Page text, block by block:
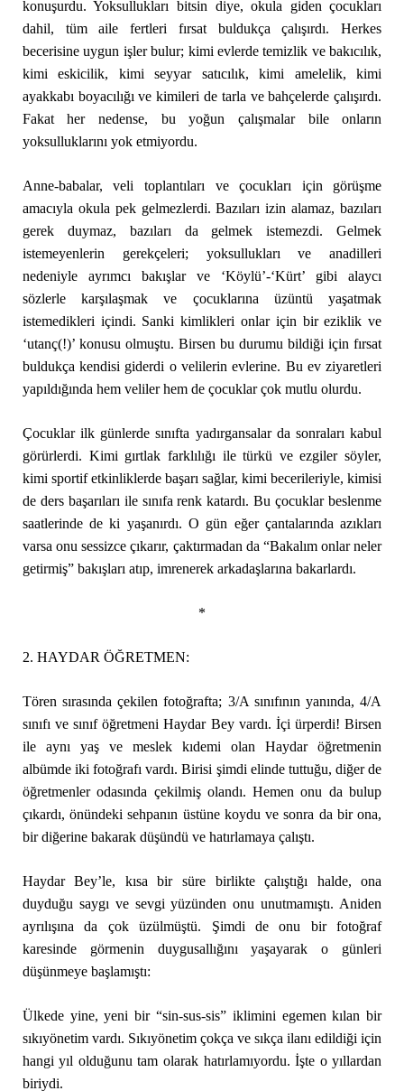
konuşurdu. Yoksullukları bitsin diye, okula giden çocukları
dahil, tüm aile fertleri fırsat buldukça çalışırdı. Herkes
becerisine uygun işler bulur; kimi evlerde temizlik ve bakıcılık,
kimi eskicilik, kimi seyyar satıcılık, kimi amelelik, kimi
ayakkabı boyacılığı ve kimileri de tarla ve bahçelerde çalışırdı.
Fakat her nedense, bu yoğun çalışmalar bile onların
yoksulluklarını yok etmiyordu.
Anne-babalar, veli toplantıları ve çocukları için görüşme
amacıyla okula pek gelmezlerdi. Bazıları izin alamaz, bazıları
gerek duymaz, bazıları da gelmek istemezdi. Gelmek
istemeyenlerin gerekçeleri; yoksullukları ve anadilleri
nedeniyle ayrımcı bakışlar ve ‘Köylü’-‘Kürt’ gibi alaycı
sözlerle karşılaşmak ve çocuklarına üzüntü yaşatmak
istemedikleri içindi. Sanki kimlikleri onlar için bir eziklik ve
‘utanç(!)’ konusu olmuştu. Birsen bu durumu bildiği için fırsat
buldukça kendisi giderdi o velilerin evlerine. Bu ev ziyaretleri
yapıldığında hem veliler hem de çocuklar çok mutlu olurdu.
Çocuklar ilk günlerde sınıfta yadırgansalar da sonraları kabul
görürlerdi. Kimi gırtlak farklılığı ile türkü ve ezgiler söyler,
kimi sportif etkinliklerde başarı sağlar, kimi becerileriyle, kimisi
de ders başarıları ile sınıfa renk katardı. Bu çocuklar beslenme
saatlerinde de ki yaşanırdı. O gün eğer çantalarında azıkları
varsa onu sessizce çıkarır, çaktırmadan da “Bakalım onlar neler
getirmiş” bakışları atıp, imrenerek arkadaşlarına bakarlardı.
*
2. HAYDAR ÖĞRETMEN:
Tören sırasında çekilen fotoğrafta; 3/A sınıfının yanında, 4/A
sınıfı ve sınıf öğretmeni Haydar Bey vardı. İçi ürperdi! Birsen
ile aynı yaş ve meslek kıdemi olan Haydar öğretmenin
albümde iki fotoğrafı vardı. Birisi şimdi elinde tuttuğu, diğer de
öğretmenler odasında çekilmiş olandı. Hemen onu da bulup
çıkardı, önündeki sehpanın üstüne koydu ve sonra da bir ona,
bir diğerine bakarak düşündü ve hatırlamaya çalıştı.
Haydar Bey’le, kısa bir süre birlikte çalıştığı halde, ona
duyduğu saygı ve sevgi yüzünden onu unutmamıştı. Aniden
ayrılışına da çok üzülmüştü. Şimdi de onu bir fotoğraf
karesinde görmenin duygusallığını yaşayarak o günleri
düşünmeye başlamıştı:
Ülkede yine, yeni bir “sin-sus-sis” iklimini egemen kılan bir
sıkıyönetim vardı. Sıkıyönetim çokça ve sıkça ilanı edildiği için
hangi yıl olduğunu tam olarak hatırlamıyordu. İşte o yıllardan
biriydi.